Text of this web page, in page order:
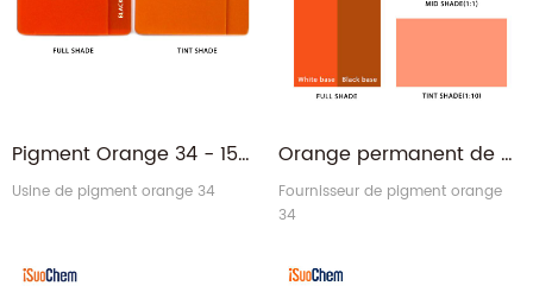
Pigment Orange 34 - 15793-73-4 Orange Permanent RL-T PO34
Usine de pigment orange 34
Orange permanent de colorant organique de l'orange PO34 de force de couleur élevée 34
Fournisseur de pigment orange
34